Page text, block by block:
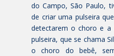
do Campo, São Paulo,
de criar uma pulseira
detectarem o choro e a
pulseira, que se chama
o choro do bebê,